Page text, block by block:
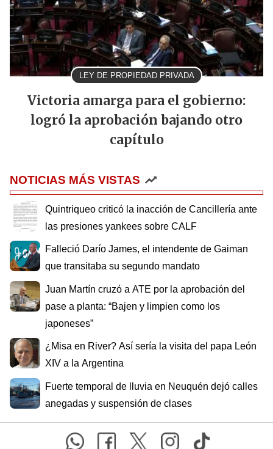
LEY DE PROPIEDAD PRIVADA
Victoria amarga para el gobierno:
logró la aprobación bajando otro
capítulo
NOTICIAS MÁS VISTAS
Quintriqueo criticó la inacción de Cancillería ante
las presiones yankees sobre CALF
Falleció Darío James, el intendente de Gaiman
que transitaba su segundo mandato
Juan Martín cruzó a ATE por la aprobación del
pase a planta: “Bajen y limpien como los
japoneses”
¿Misa en River? Así sería la visita del papa León
XIV a la Argentina
Fuerte temporal de lluvia en Neuquén dejó calles
anegadas y suspensión de clases